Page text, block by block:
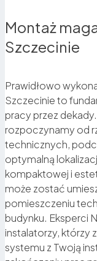
Montaż
Szczecinie
Prawidłowo
Szczecinie to
pracy przez
rozpoczynamy od
technicznych,
optymalną
kompaktowej i
może zostać
pomieszczeniu
budynku. Eksperci
instalatorzy, którzy
systemu z Twoją